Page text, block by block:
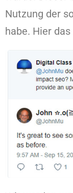
Nutzung der
habe. Hier